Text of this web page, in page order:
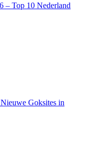
– Top 10 Nederland
Goksites in